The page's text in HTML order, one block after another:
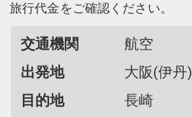
旅行代金をご確認ください。
交通機関
航空
出発地
大阪(伊丹)
目的地
長崎